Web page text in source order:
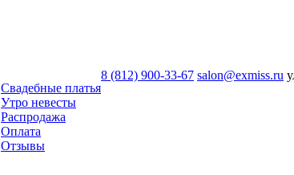
Свадебные платья
Утро невесты
Распродажа
Оплата
Отзывы
8 (812) 900-33-67 salon@exmiss.ru